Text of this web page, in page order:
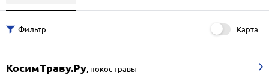
Карта
КосимТраву.Ру, покос травы